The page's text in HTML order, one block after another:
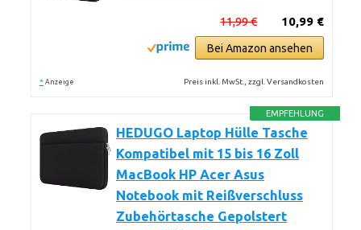
10,99 €
11,99 €
Bei Amazon ansehen
* Anzeige Preis inkl. MwSt., zzgl. Versandkosten
EMPFEHLUNG
HEDUGO Laptop Hülle Tasche
Kompatibel mit 15 bis 16 Zoll
MacBook HP Acer Asus
Notebook mit Reißverschluss
Zubehörtasche Gepolstert